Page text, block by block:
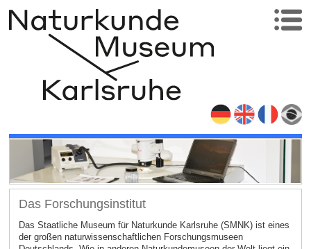
Das Forschungsinstitut
Das Staatliche Museum für Naturkunde Karlsruhe (SMNK) ist eines
der großen naturwissenschaftlichen Forschungsmuseen